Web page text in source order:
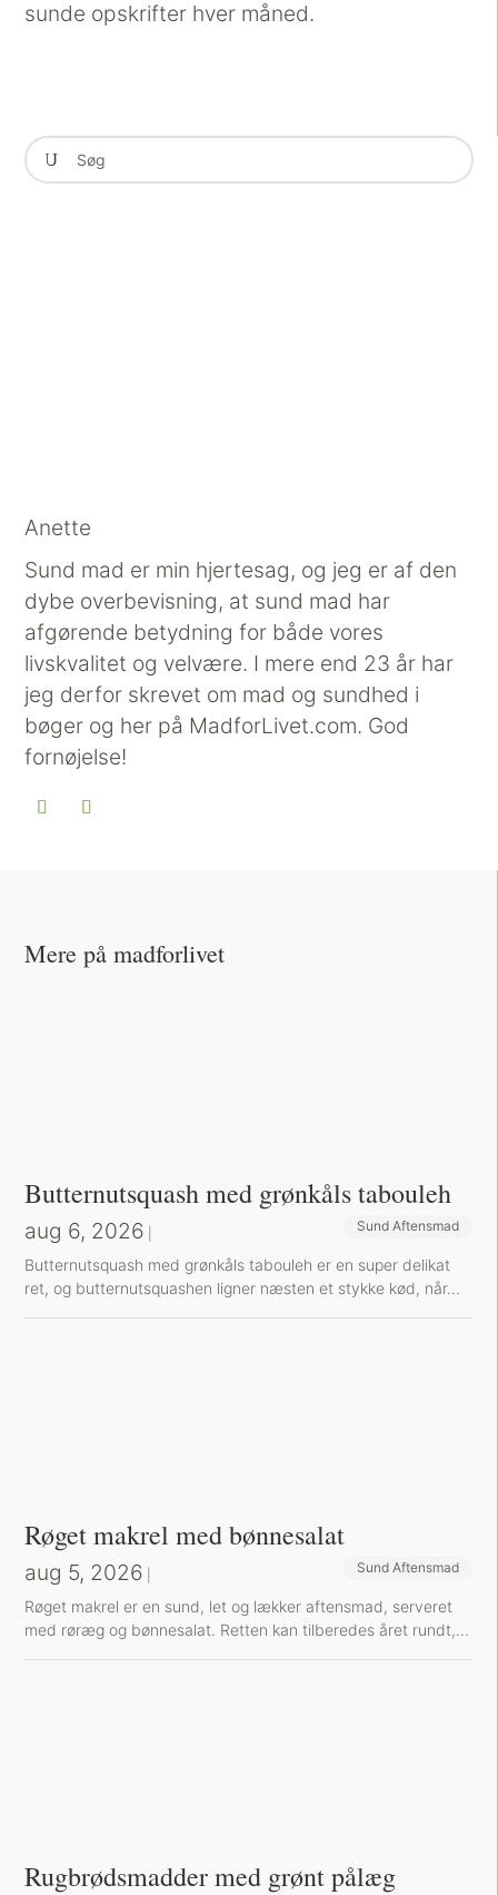
sunde opskrifter hver måned.
Anette
Sund mad er min hjertesag, og jeg er af den
dybe overbevisning, at sund mad har
afgørende betydning for både vores
livskvalitet og velvære. I mere end 23 år har
jeg derfor skrevet om mad og sundhed i
bøger og her på MadforLivet.com. God
fornøjelse!
Mere på madforlivet
Butternutsquash med grønkåls tabouleh
aug 6, 2026 Sund Aftensmad
Butternutsquash med grønkåls tabouleh er en super delikat
ret, og butternutsquashen ligner næsten et stykke kød, når...
Røget makrel med bønnesalat
aug 5, 2026 Sund Aftensmad
Røget makrel er en sund, let og lækker aftensmad, serveret
med røræg og bønnesalat. Retten kan tilberedes året rundt,...
Rugbrødsmadder med grønt pålæg